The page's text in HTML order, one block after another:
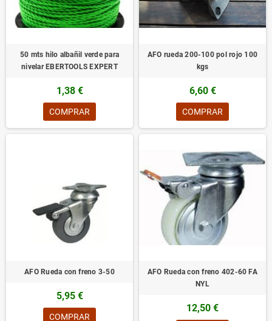
50 mts hilo albañil verde para
nivelar EBERTOOLS EXPERT
1,38 €
COMPRAR
AFO rueda 200-100 pol rojo 100
kgs
6,60 €
COMPRAR
AFO Rueda con freno 3-50
5,95 €
COMPRAR
AFO Rueda con freno 402-60 FA
NYL
12,50 €